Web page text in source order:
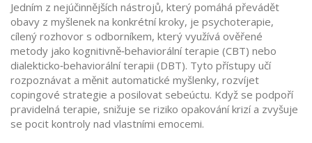
Jedním z nejúčinnějších nástrojů, který pomáhá převádět
obavy z myšlenek na konkrétní kroky, je psychoterapie,
cílený rozhovor s odborníkem, který využívá ověřené
metody jako kognitivně‑behaviorální terapie (CBT) nebo
dialekticko‑behaviorální terapii (DBT). Tyto přístupy učí
rozpoznávat a měnit automatické myšlenky, rozvíjet
copingové strategie a posilovat sebeúctu. Když se podpoří
pravidelná terapie, snižuje se riziko opakování krizí a zvyšuje
se pocit kontroly nad vlastními emocemi.